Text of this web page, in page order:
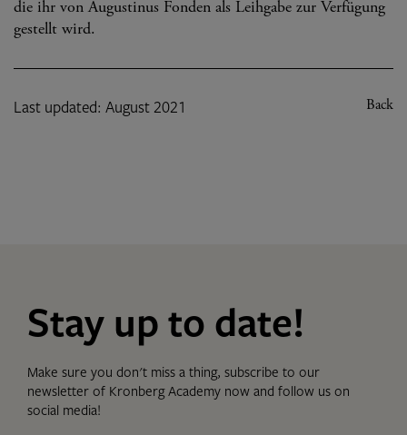
die ihr von Augustinus Fonden als Leihgabe zur Verfügung
gestellt wird.
Last updated: August 2021 Back
Stay up to date!
Make sure you don't miss a thing, subscribe to our
newsletter of Kronberg Academy now and follow us on
social media!